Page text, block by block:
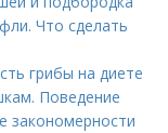
Что сделать
грибы на диете
Поведение
закономерности